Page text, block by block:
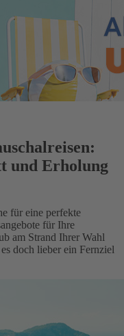
und Erholung
für eine perfekte
für Ihre
am Strand Ihrer Wahl
doch lieber ein Fernziel